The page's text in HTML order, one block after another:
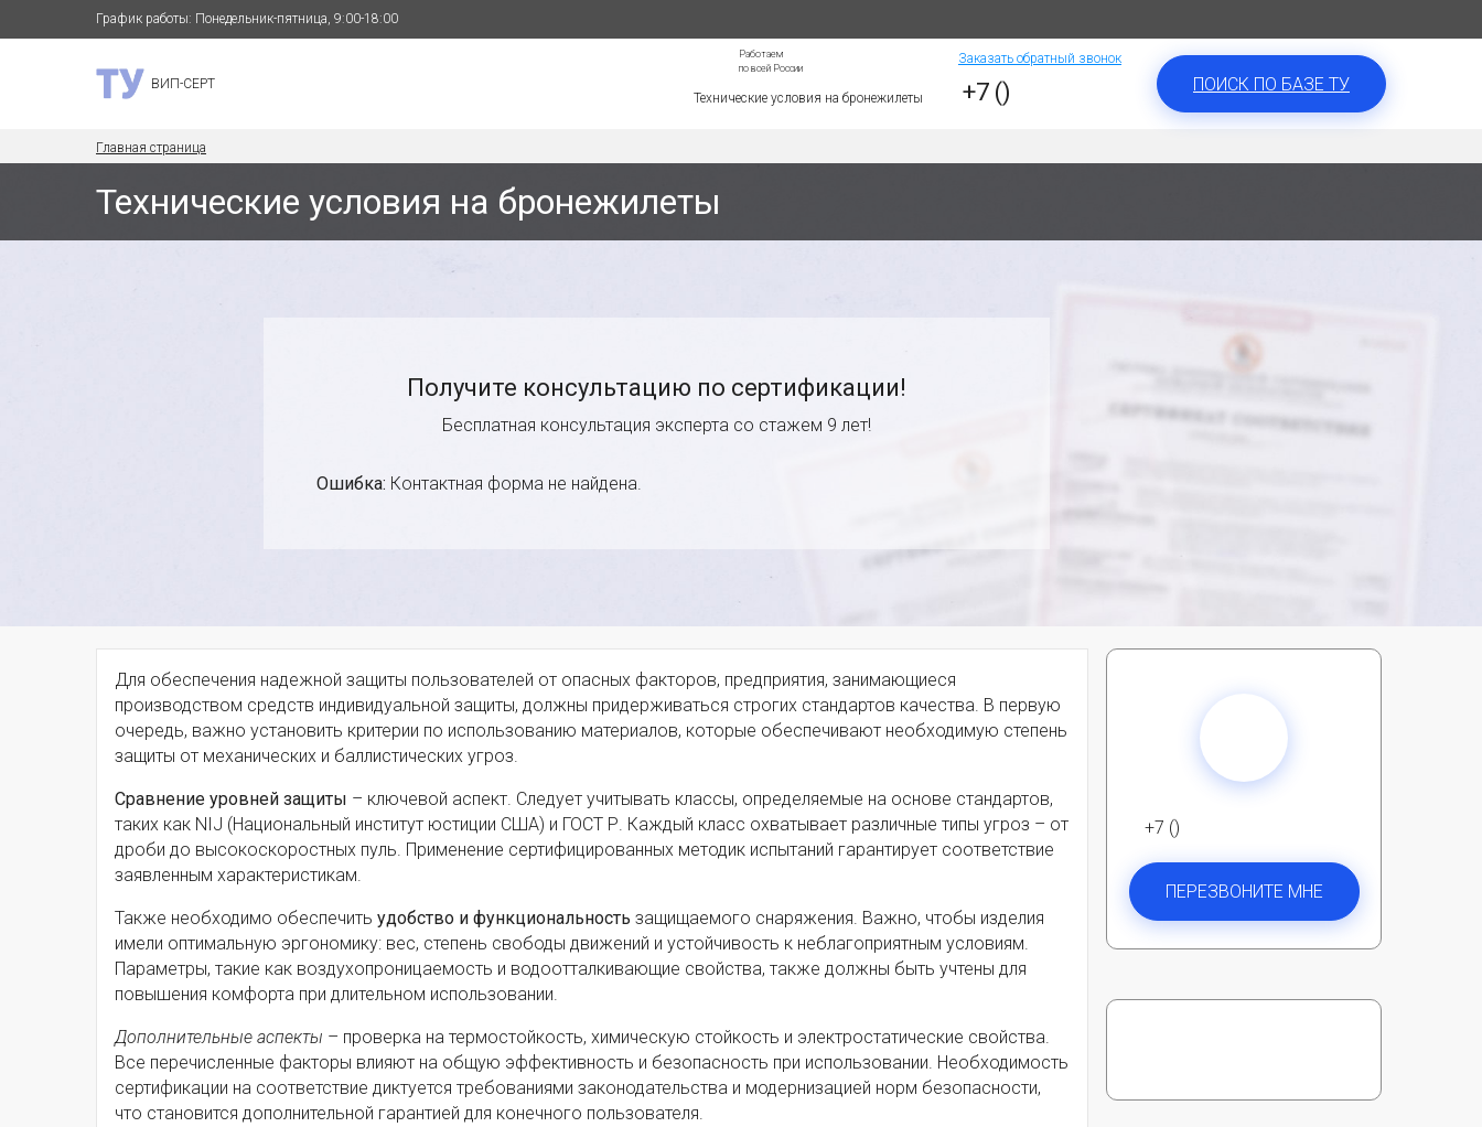
График работы: Понедельник-пятница, 9:00-18:00
ВИП-СЕРТ
Работаем
по всей России
Технические условия на бронежилеты
Заказать обратный звонок
+7 () ПОИСК ПО БАЗЕ ТУ
Главная страница
Технические условия на бронежилеты
Получите консультацию по сертификации!
Бесплатная консультация эксперта со стажем 9 лет!
Ошибка: Контактная форма не найдена.
Для обеспечения надежной защиты пользователей от опасных факторов, предприятия, занимающиеся
производством средств индивидуальной защиты, должны придерживаться строгих стандартов качества. В первую
очередь, важно установить критерии по использованию материалов, которые обеспечивают необходимую степень
защиты от механических и баллистических угроз.
Сравнение уровней защиты – ключевой аспект. Следует учитывать классы, определяемые на основе стандартов,
таких как NIJ (Национальный институт юстиции США) и ГОСТ Р. Каждый класс охватывает различные типы угроз – от
дроби до высокоскоростных пуль. Применение сертифицированных методик испытаний гарантирует соответствие
заявленным характеристикам.
Также необходимо обеспечить удобство и функциональность защищаемого снаряжения. Важно, чтобы изделия
имели оптимальную эргономику: вес, степень свободы движений и устойчивость к неблагоприятным условиям.
Параметры, такие как воздухопроницаемость и водоотталкивающие свойства, также должны быть учтены для
повышения комфорта при длительном использовании.
Дополнительные аспекты – проверка на термостойкость, химическую стойкость и электростатические свойства.
Все перечисленные факторы влияют на общую эффективность и безопасность при использовании. Необходимость
сертификации на соответствие диктуется требованиями законодательства и модернизацией норм безопасности,
что становится дополнительной гарантией для конечного пользователя.
+7 ()
ПЕРЕЗВОНИТЕ МНЕ